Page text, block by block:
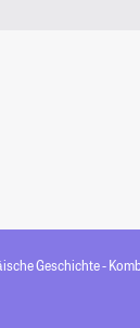
Geschichte -